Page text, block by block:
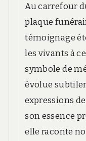
Au carrefour
plaque
témoignage
les vivants à
symbole de
évolue
expressions
son essence
elle raconte